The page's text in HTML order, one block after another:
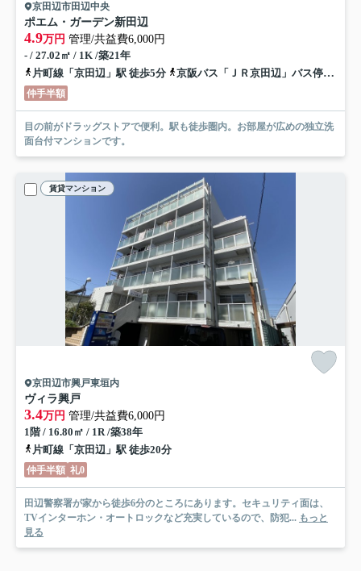
京田辺市田辺中央
ポエム・ガーデン新田辺
4.9万円 管理/共益費6,000円
- / 27.02㎡ / 1K /築21年
片町線「京田辺」駅 徒歩5分
京阪バス「ＪＲ京田辺」バス停下車 徒歩3分
仲手半額
目の前がドラッグストアで便利。駅も徒歩圏内。お部屋が広めの独立洗
面台付マンションです。
賃貸マンション
京田辺市興戸東垣内
ヴィラ興戸
3.4万円 管理/共益費6,000円
1階 / 16.80㎡ / 1R /築38年
片町線「京田辺」駅 徒歩20分
仲手半額 礼0
田辺警察署が家から徒歩6分のところにあります。セキュリティ面は、
TVインターホン・オートロックなど充実しているので、防犯... もっと
見る